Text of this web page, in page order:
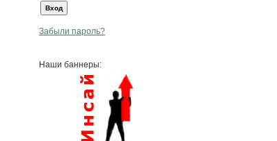
Забыли пароль?
Наши баннеры: